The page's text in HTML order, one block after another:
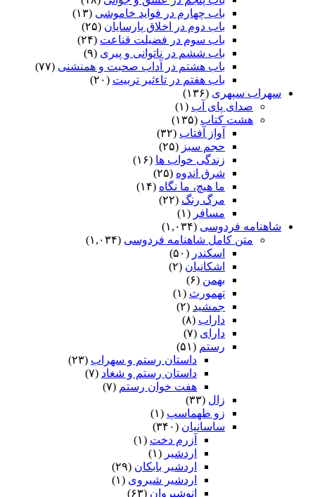
باب چهارم در فواید خاموشى (۱۳)
باب دوم در اخلاق پارسایان (۲۵)
باب سوم در فضیلت قناعت (۲۴)
باب ششم در ناتوانى و پیرى (۹)
باب هشتم در آداب صحبت و همنشنى (۷۷)
باب هفتم در تاءثیر تربیت (۲۰)
سهراب سپهری (۱۳۶)
صدای پای آب (۱)
هشت کتاب (۱۳۵)
آواز آفتاب (۳۲)
حجم سبز (۲۵)
زندگی خواب ها (۱۶)
شرق اندوه (۲۵)
ما هیچ، ما نگاه (۱۴)
مرگ رنگ (۲۲)
مسافر (۱)
شاهنامه فردوسی (۱,۰۳۴)
متن کامل شاهنامه فردوسی (۱,۰۳۴)
اسکندر (۵۰)
اشکانیان (۲)
بهمن (۶)
تهمورث (۱)
جمشید (۲)
داراب (۸)
دارای (۷)
رستم (۵۱)
داستان رستم و سهراب (۲۳)
داستان رستم و شغاد (۷)
هفت خوان رستم‏ (۷)
زال (۳۳)
زو طهماسپ‏ (۱)
ساسانیان (۳۴۰)
آزرم دخت (۱)
اردشیر (۱)
اردشیر بابکان (۲۹)
اردشیر شیروی (۱)
انوشیروان (۶۳)